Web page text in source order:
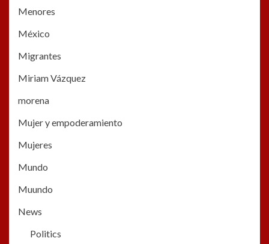
Menores
México
Migrantes
Miriam Vázquez
morena
Mujer y empoderamiento
Mujeres
Mundo
Muundo
News
Politics